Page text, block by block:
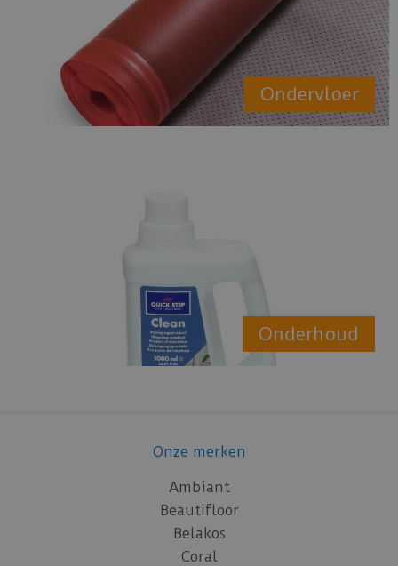
Ondervloer
Onderhoud
Onze merken
Ambiant
Beautifloor
Belakos
Coral